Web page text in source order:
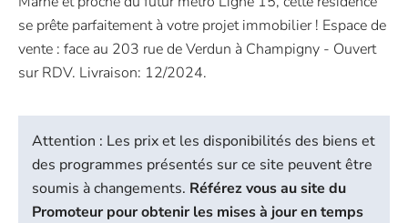
se prête parfaitement à votre projet immobilier ! Espace de
vente : face au 203 rue de Verdun à Champigny - Ouvert
sur RDV. Livraison: 12/2024.
Attention : Les prix et les disponibilités des biens et
des programmes présentés sur ce site peuvent être
soumis à changements. Référez vous au site du
Promoteur pour obtenir les mises à jour en temps